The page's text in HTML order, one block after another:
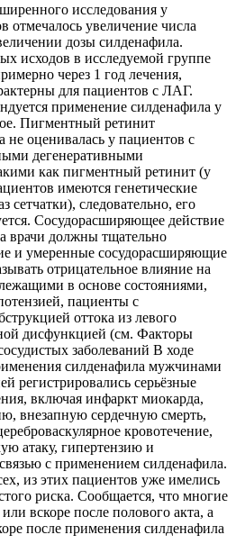
исследования у
отмечалось увеличение числа
дозы силденафила.
исходов в исследуемой группе
через 1 год лечения,
для пациентов с ЛАГ.
применение силденафила у
Пигментный ретинит
не оценивалась у пациентов с
дегенеративными
как пигментный ретинит (у
имеются генетические
сетчатки), следовательно, его
Сосудорасширяющее действие
врачи должны тщательно
и умеренные сосудорасширяющие
отрицательное влияние на
в основе состояниями,
пациенты с
оттока из левого
дисфункцией (см. Факторы
заболеваний В ходе
силденафила мужчинами
регистрировались серьёзные
включая инфаркт миокарда,
внезапную сердечную смерть,
кровотечение,
атаку, гипертензию и
с применением силденафила.
из этих пациентов уже имелись
риска. Сообщается, что многие
вскоре после полового акта, а
после применения силденафила